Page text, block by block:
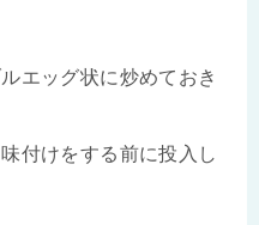
エッグ状に炒めておき
付けをする前に投入し